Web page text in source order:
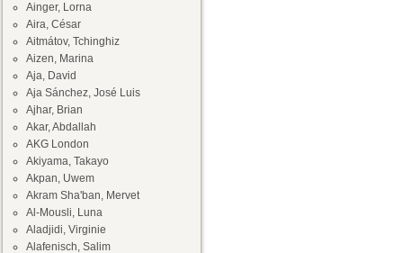
Ainger, Lorna
Aira, César
Aitmátov, Tchinghiz
Aizen, Marina
Aja, David
Aja Sánchez, José Luis
Ajhar, Brian
Akar, Abdallah
AKG London
Akiyama, Takayo
Akpan, Uwem
Akram Sha'ban, Mervet
Al-Mousli, Luna
Aladjidi, Virginie
Alafenisch, Salim